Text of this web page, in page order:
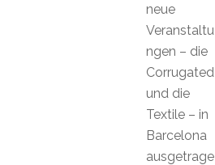
neue
Veranstaltu
ngen – die
Corrugated
und die
Textile – in
Barcelona
ausgetrage